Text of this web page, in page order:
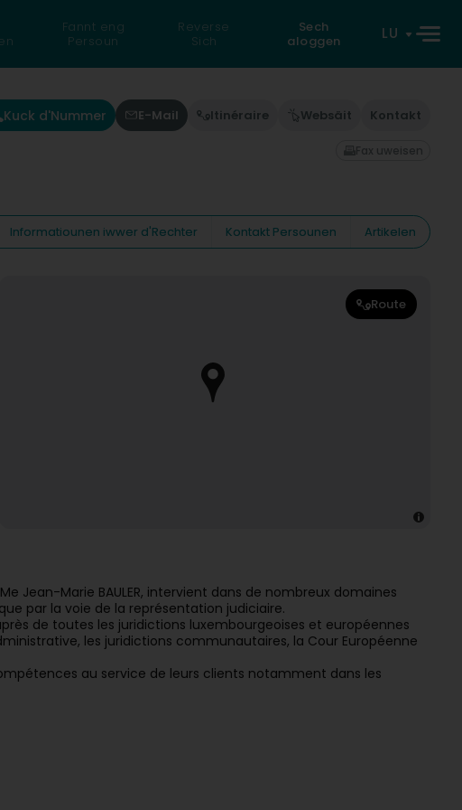
Fannt eng
Persoun
Reverse
Sich
Sech
aloggen
LU
Kuck d'Nummer E-Mail Itinéraire Websäit Kontakt
Fax uweisen
Informatiounen iwwer d'Rechter Kontakt Persounen
Artikelen
Route
Jean-Marie BAULER, intervient dans de nombreux domaines
par la voie de la représentation judiciaire.
de toutes les juridictions luxembourgeoises et européennes
les juridictions communautaires, la Cour Européenne
au service de leurs clients notamment dans les